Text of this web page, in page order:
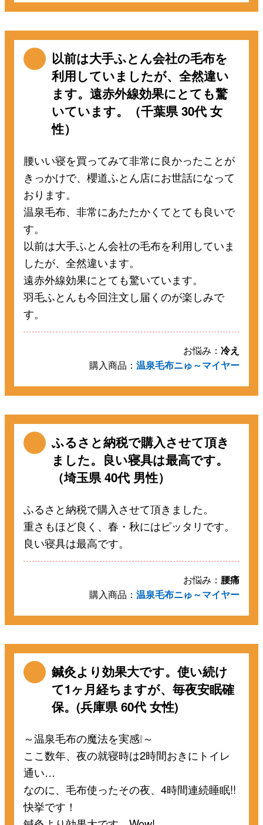
以前は大手ふとん会社の毛布を
利用していましたが、全然違い
ます。遠赤外線効果にとても驚
いています。（千葉県 30代 女
性）
腰いい寝を買ってみて非常に良かったことが
きっかけで、櫻道ふとん店にお世話になって
おります。
温泉毛布、非常にあたたかくてとても良いで
す。
以前は大手ふとん会社の毛布を利用していま
したが、全然違います。
遠赤外線効果にとても驚いています。
羽毛ふとんも今回注文し届くのが楽しみで
す。
お悩み： 冷え
購入商品： 温泉毛布ニゅ～マイヤー
ふるさと納税で購入させて頂き
ました。良い寝具は最高です。
（埼玉県 40代 男性）
ふるさと納税で購入させて頂きました。
重さもほど良く、春・秋にはピッタリです。
良い寝具は最高です。
お悩み： 腰痛
購入商品： 温泉毛布ニゅ～マイヤー
鍼灸より効果大です。使い続け
て1ヶ月経ちますが、毎夜安眠確
保。(兵庫県 60代 女性)
～温泉毛布の魔法を実感❕～
ここ数年、夜の就寝時は2時間おきにトイレ
通い…
なのに、毛布使ったその夜、4時間連続睡眠!!
快挙です！